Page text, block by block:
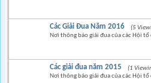
Các Giải Đua Năm 2016
(5
Nơi thông báo giải đua của các Hội
Các giải đua năm 2015
(1
Nơi thông báo giải đua của các Hội